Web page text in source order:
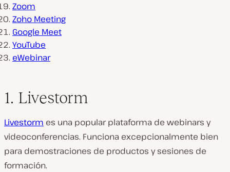
Zoom
Zoho Meeting
Google Meet
YouTube
eWebinar
1. Livestorm
Livestorm es una popular plataforma de webinars y
videoconferencias. Funciona excepcionalmente bien
para demostraciones de productos y sesiones de
formación.